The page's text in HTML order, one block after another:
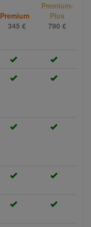
Premium
345 €
Premium-
Plus
790 €